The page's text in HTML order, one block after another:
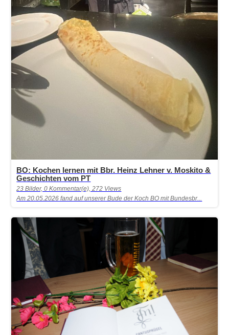
BO: Kochen lernen mit Bbr. Heinz Lehner v. Moskito &
Geschichten vom PT
23 Bilder, 0 Kommentar(e), 272 Views
Am 20.05.2026 fand auf unserer Bude der Koch BO mit Bundesbr...